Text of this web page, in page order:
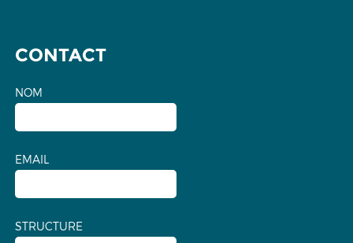
CONTACT
NOM
EMAIL
STRUCTURE